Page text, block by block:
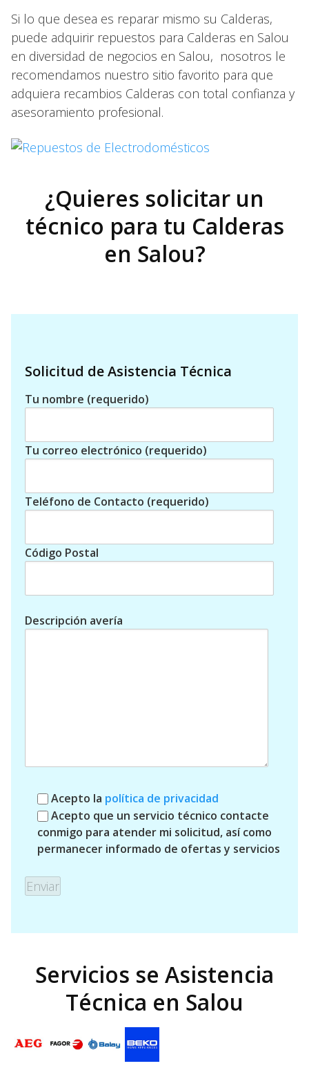
Si lo que desea es reparar mismo su Calderas,
puede adquirir repuestos para Calderas en Salou
en diversidad de negocios en Salou, nosotros le
recomendamos nuestro sitio favorito para que
adquiera recambios Calderas con total confianza y
asesoramiento profesional.
¿Quieres solicitar un
técnico para tu Calderas
en Salou?
Solicitud de Asistencia Técnica
Tu nombre (requerido)
Tu correo electrónico (requerido)
Teléfono de Contacto (requerido)
Código Postal
Descripción avería
Acepto la política de privacidad
Acepto que un servicio técnico contacte
conmigo para atender mi solicitud, así como
permanecer informado de ofertas y servicios
Servicios se Asistencia
Técnica en Salou